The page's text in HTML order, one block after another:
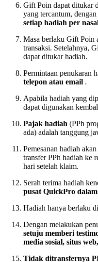
Gift Poin dapat ditukar
yang tercantum, dengan
setiap hadiah per
Masa berlaku Gift Poin
transaksi. Setelahnya,
dapat ditukar hadiah.
Permintaan penukaran
telepon atau email .
Apabila hadiah yang
dapat digunakan
Pajak hadiah (PPh
ada) adalah tanggung
Pemesanan hadiah
transfer PPh hadiah ke
hari setelah klaim.
Serah terima hadiah
pusat QuickPro
Hadiah hanya berlaku
Dengan melakukan
setuju memberi
media sosial, situs
Tidak ditransfernya